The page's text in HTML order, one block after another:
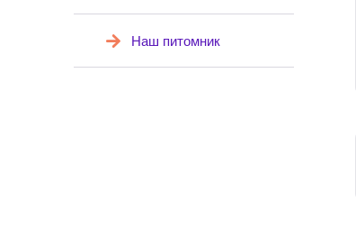
Наш питомник